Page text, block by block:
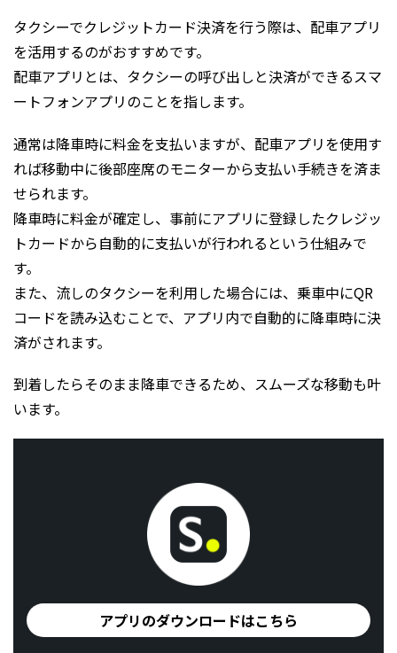
タクシーでクレジットカード決済を行う際は、配車アプリ
を活用するのがおすすめです。
配車アプリとは、タクシーの呼び出しと決済ができるスマ
ートフォンアプリのことを指します。
通常は降車時に料金を支払いますが、配車アプリを使用す
れば移動中に後部座席のモニターから支払い手続きを済ま
せられます。
降車時に料金が確定し、事前にアプリに登録したクレジッ
トカードから自動的に支払いが行われるという仕組みで
す。
また、流しのタクシーを利用した場合には、乗車中にQR
コードを読み込むことで、アプリ内で自動的に降車時に決
済がされます。
到着したらそのまま降車できるため、スムーズな移動も叶
います。
アプリのダウンロードはこちら